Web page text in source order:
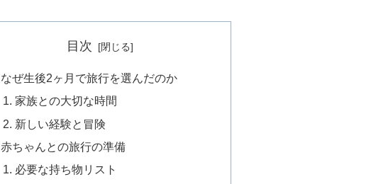
目次
なぜ生後2ヶ月で旅行を選んだのか
家族との大切な時間
新しい経験と冒険
赤ちゃんとの旅行の準備
必要な持ち物リスト